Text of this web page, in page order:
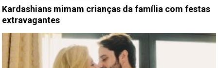
Kardashians mimam crianças da família com festas
extravagantes